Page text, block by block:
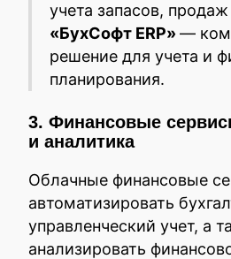
учета запасов,
«БухСофт ERP»—
решение для учета и
планирования.
3. Финансовые
и аналитика
Облачные финансовые
автоматизировать
управленческий учет, а
анализировать